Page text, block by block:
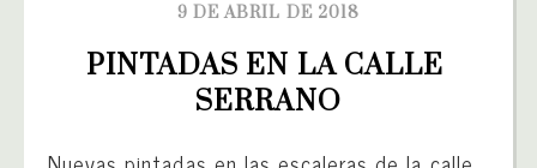
9 DE ABRIL DE 2018
PINTADAS EN LA CALLE
SERRANO